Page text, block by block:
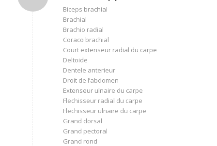
Biceps brachial
Brachial
Brachio radial
Coraco brachial
Court extenseur radial du carpe
Deltoide
Dentele anterieur
Droit de l’abdomen
Extenseur ulnaire du carpe
Flechisseur radial du carpe
Flechisseur ulnaire du carpe
Grand dorsal
Grand pectoral
Grand rond